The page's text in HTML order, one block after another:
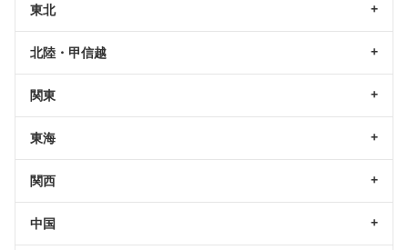
東北
北陸・甲信越
関東
東海
関西
中国